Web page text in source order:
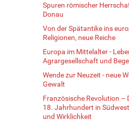
Spuren römischer
Donau
Von der Spätantike ins
Religionen, neue Reiche
Europa im Mittelalter -
Agrargesellschaft und
Wende zur Neuzeit - neue
Gewalt
Französische Revolution –
18. Jahrhundert in
und Wirklichkeit